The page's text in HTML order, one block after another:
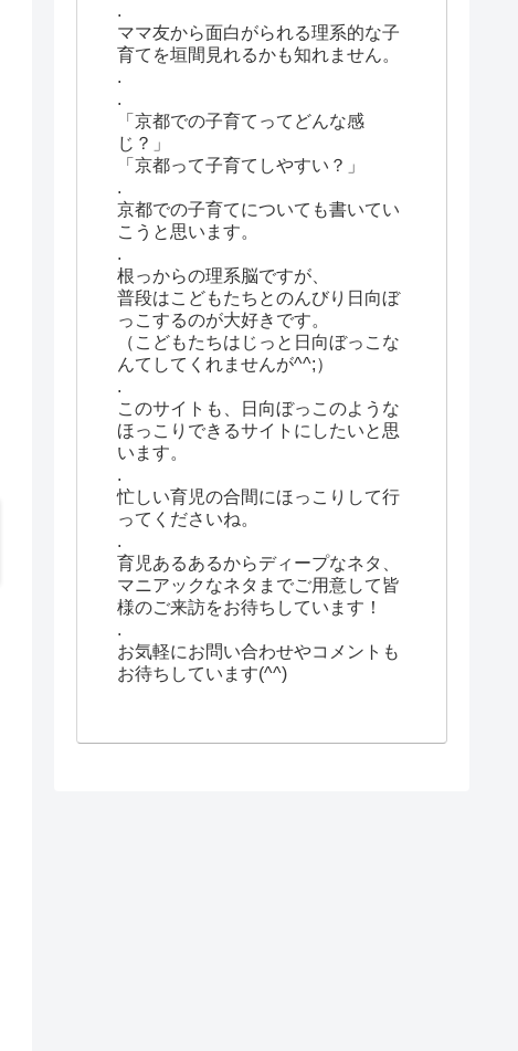
.
ママ友から面白がられる理系的な子
育てを垣間見れるかも知れません。
.
.
「京都での子育てってどんな感
じ？」
「京都って子育てしやすい？」
.
京都での子育てについても書いてい
こうと思います。
.
根っからの理系脳ですが、
普段はこどもたちとのんびり日向ぼ
っこするのが大好きです。
（こどもたちはじっと日向ぼっこな
んてしてくれませんが^^;）
.
このサイトも、日向ぼっこのような
ほっこりできるサイトにしたいと思
います。
.
忙しい育児の合間にほっこりして行
ってくださいね。
.
育児あるあるからディープなネタ、
マニアックなネタまでご用意して皆
様のご来訪をお待ちしています！
.
お気軽にお問い合わせやコメントも
お待ちしています(^^)